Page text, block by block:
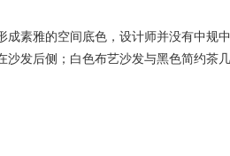
素雅的空间底色，设计师并没有中规
沙发后侧；白色布艺沙发与黑色简约茶